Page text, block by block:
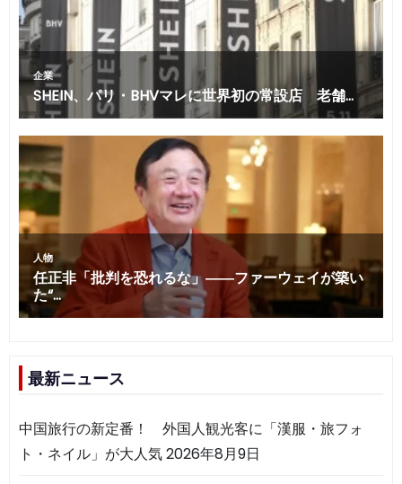
最新ニュース
中国旅行の新定番！ 外国人観光客に「漢服・旅フォ
ト・ネイル」が大人気2026年8月9日